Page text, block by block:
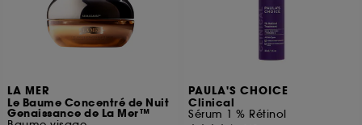
LA MER
Le Baume Concentré de Nuit
Genaissance de La Mer™
PAULA'S CHOICE
Clinical
Sérum 1 % Rétinol